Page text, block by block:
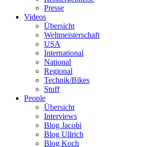
Presse
Videos
Übersicht
Weltmeisterschaft
USA
International
National
Regional
Technik/Bikes
Stuff
People
Übersicht
Interviews
Blog Jacobi
Blog Ullrich
Blog Koch